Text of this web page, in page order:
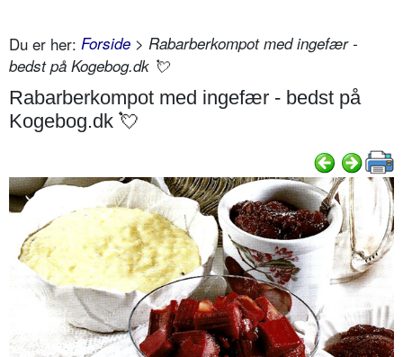
Du er her: Forside > Rabarberkompot med ingefær -
bedst på Kogebog.dk 💘
Rabarberkompot med ingefær - bedst på
Kogebog.dk 💘